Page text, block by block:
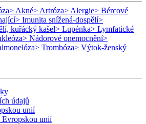
> Akné> Artróza> Alergie> Bércové
> Imunita snížená-dospělí>
kuřácký kašel> Lupénka> Lymfatické
> Nádorové onemocnění>
> Trombóza> Výtok-ženský
údajů
unií
Evropskou unií